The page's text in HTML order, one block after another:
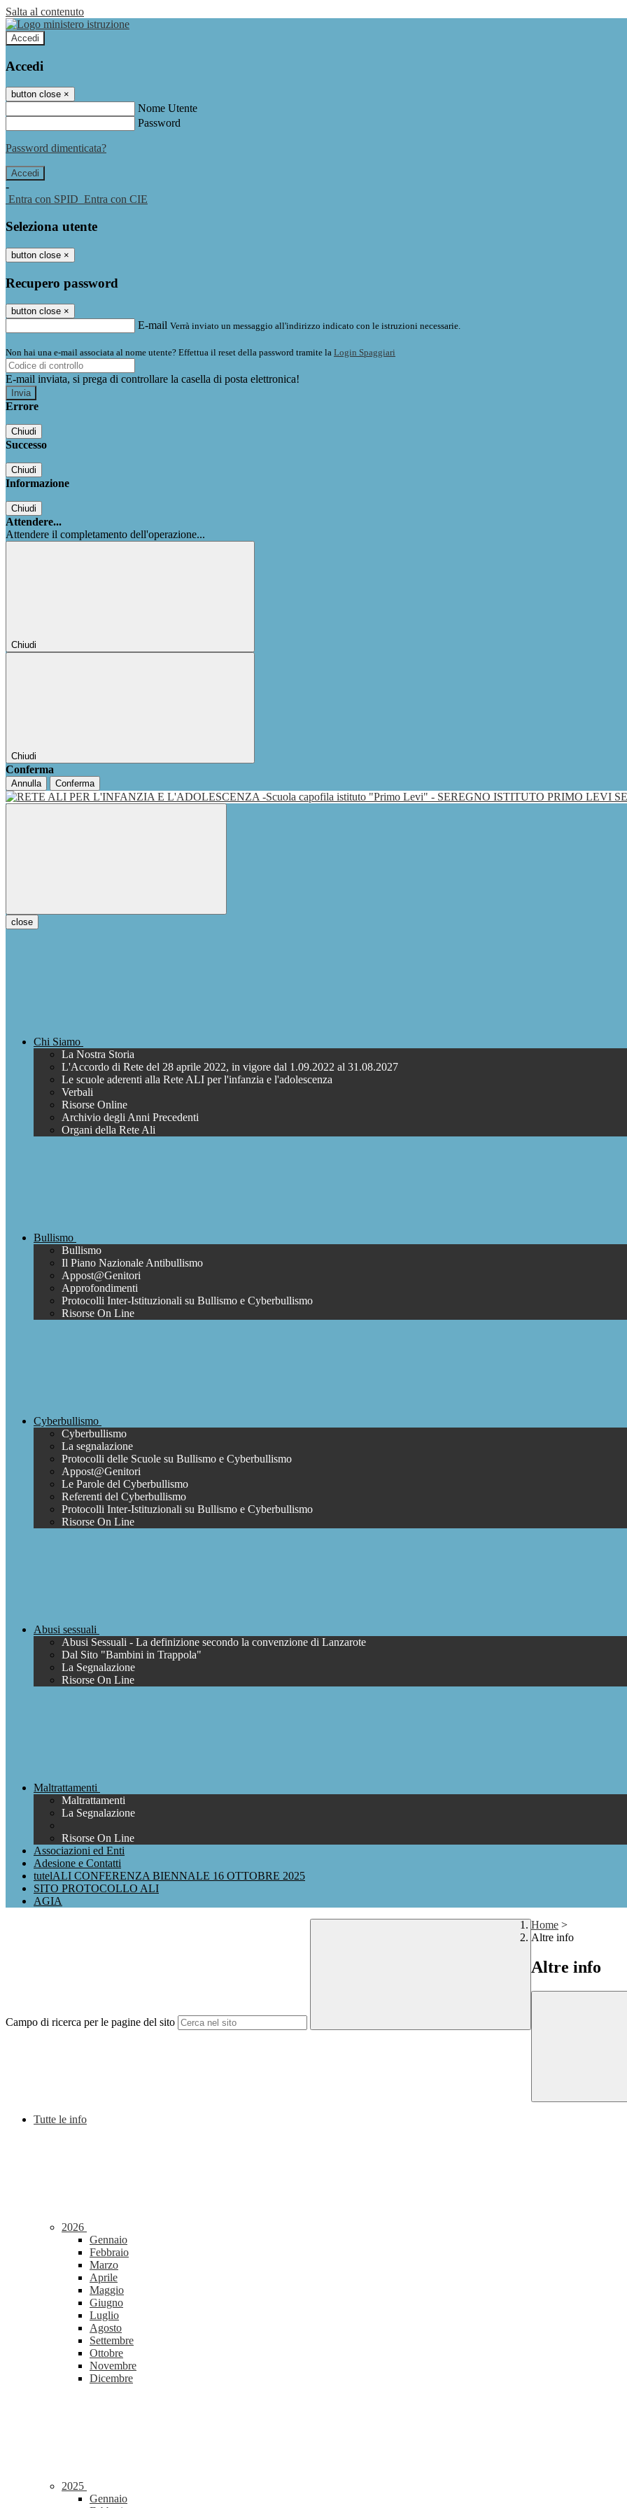
Salta al contenuto
Accedi
Accedi
button close ×
Nome Utente
Password
Password dimenticata?
-
Entra con SPID Entra con CIE
Seleziona utente
button close ×
Recupero password
button close ×
E-mail Verrà inviato un messaggio all'indirizzo indicato con le istruzioni necessarie.
Non hai una e-mail associata al nome utente? Effettua il reset della password tramite la Login Spaggiari
E-mail inviata, si prega di controllare la casella di posta elettronica!
Errore
Chiudi
Successo
Chiudi
Informazione
Chiudi
Attendere...
Attendere il completamento dell'operazione...
Chiudi
Chiudi
Conferma
Annulla Conferma
ISTITUTO PRIMO LEVI
close
Chi Siamo
La Nostra Storia
L'Accordo di Rete del 28 aprile 2022, in vigore dal 1.09.2022 al 31.08.2027
Le scuole aderenti alla Rete ALI per l'infanzia e l'adolescenza
Verbali
Risorse Online
Archivio degli Anni Precedenti
Organi della Rete Ali
Bullismo
Bullismo
Il Piano Nazionale Antibullismo
Appost@Genitori
Approfondimenti
Protocolli Inter-Istituzionali su Bullismo e Cyberbullismo
Risorse On Line
Cyberbullismo
Cyberbullismo
La segnalazione
Protocolli delle Scuole su Bullismo e Cyberbullismo
Appost@Genitori
Le Parole del Cyberbullismo
Referenti del Cyberbullismo
Protocolli Inter-Istituzionali su Bullismo e Cyberbullismo
Risorse On Line
Abusi sessuali
Abusi Sessuali - La definizione secondo la convenzione di Lanzarote
Dal Sito "Bambini in Trappola"
La Segnalazione
Risorse On Line
Maltrattamenti
Maltrattamenti
La Segnalazione
Risorse On Line
Associazioni ed Enti
Adesione e Contatti
tutelALI CONFERENZA BIENNALE 16 OTTOBRE 2025
SITO PROTOCOLLO ALI
AGIA
Campo di ricerca per le pagine del sito
Home >
Altre info
Altre info
Tutte le info
2026
Gennaio
Febbraio
Marzo
Aprile
Maggio
Giugno
Luglio
Agosto
Settembre
Ottobre
Novembre
Dicembre
2025
Gennaio